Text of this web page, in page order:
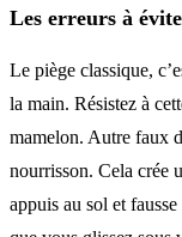
Les erreurs à
Le piège classique,
la main. Résistez à
mamelon. Autre faux
nourrisson. Cela crée
appuis au sol et